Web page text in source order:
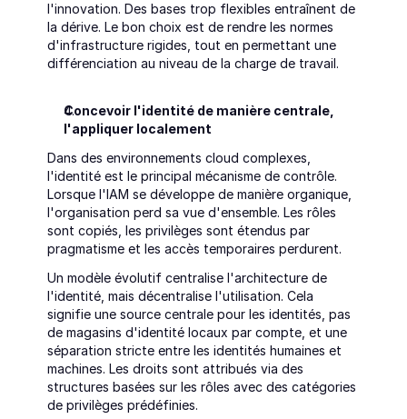
l'innovation. Des bases trop flexibles entraînent de
la dérive. Le bon choix est de rendre les normes
d'infrastructure rigides, tout en permettant une
différenciation au niveau de la charge de travail.
Concevoir l'identité de manière centrale,
l'appliquer localement
Dans des environnements cloud complexes,
l'identité est le principal mécanisme de contrôle.
Lorsque l'IAM se développe de manière organique,
l'organisation perd sa vue d'ensemble. Les rôles
sont copiés, les privilèges sont étendus par
pragmatisme et les accès temporaires perdurent.
Un modèle évolutif centralise l'architecture de
l'identité, mais décentralise l'utilisation. Cela
signifie une source centrale pour les identités, pas
de magasins d'identité locaux par compte, et une
séparation stricte entre les identités humaines et
machines. Les droits sont attribués via des
structures basées sur les rôles avec des catégories
de privilèges prédéfinies.